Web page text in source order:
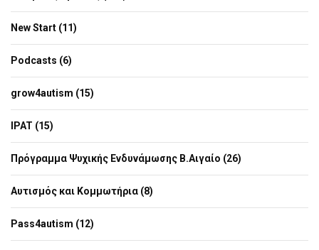
New Start (11)
Podcasts (6)
grow4autism (15)
IPAT (15)
Πρόγραμμα Ψυχικής Ενδυνάμωσης Β.Αιγαίο (26)
Αυτισμός και Κομμωτήρια (8)
Pass4autism (12)